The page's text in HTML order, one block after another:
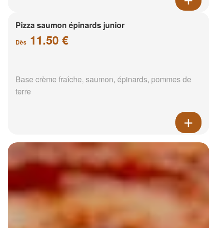
Pizza saumon épinards junior
Dès 11.50 €
Base crème fraîche, saumon, épinards, pommes de
terre